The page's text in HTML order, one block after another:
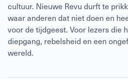
cultuur. Nieuwe Revu durft te
waar anderen dat niet doen en
voor de tijdgeest. Voor lezers die
diepgang, rebelsheid en een
wereld.